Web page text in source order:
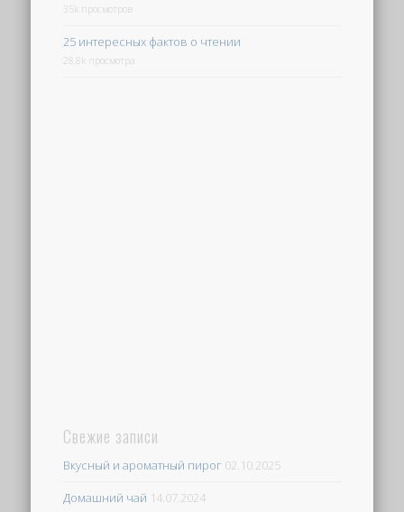
35k просмотров
25 интересных фактов о чтении
28.8k просмотра
Свежие записи
Вкусный и ароматный пирог 02.10.2025
Домашний чай 14.07.2024